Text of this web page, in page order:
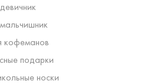
кофеманов
подарки
носки